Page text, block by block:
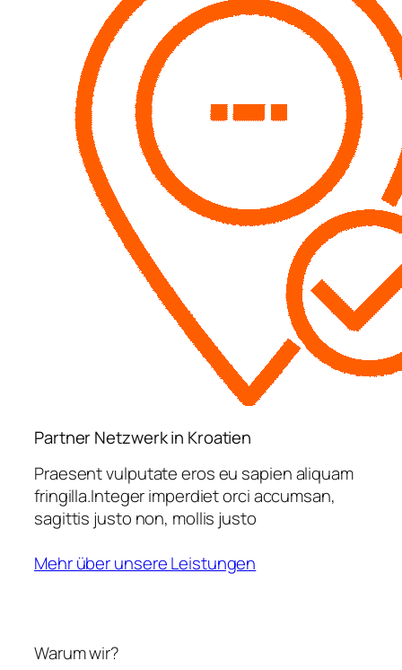
Partner Netzwerk in Kroatien
Praesent vulputate eros eu sapien aliquam
fringilla.Integer imperdiet orci accumsan,
sagittis justo non, mollis justo
Mehr über unsere Leistungen
Warum wir?